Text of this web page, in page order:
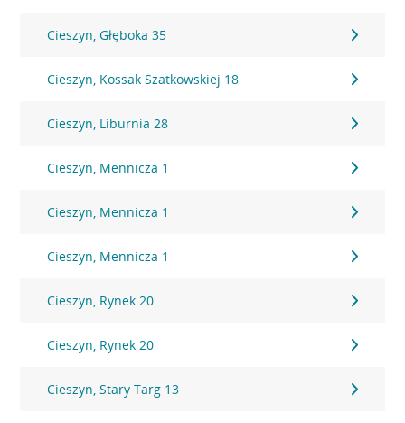
Cieszyn, Głęboka 35
Cieszyn, Kossak Szatkowskiej 18
Cieszyn, Liburnia 28
Cieszyn, Mennicza 1
Cieszyn, Mennicza 1
Cieszyn, Mennicza 1
Cieszyn, Rynek 20
Cieszyn, Rynek 20
Cieszyn, Stary Targ 13